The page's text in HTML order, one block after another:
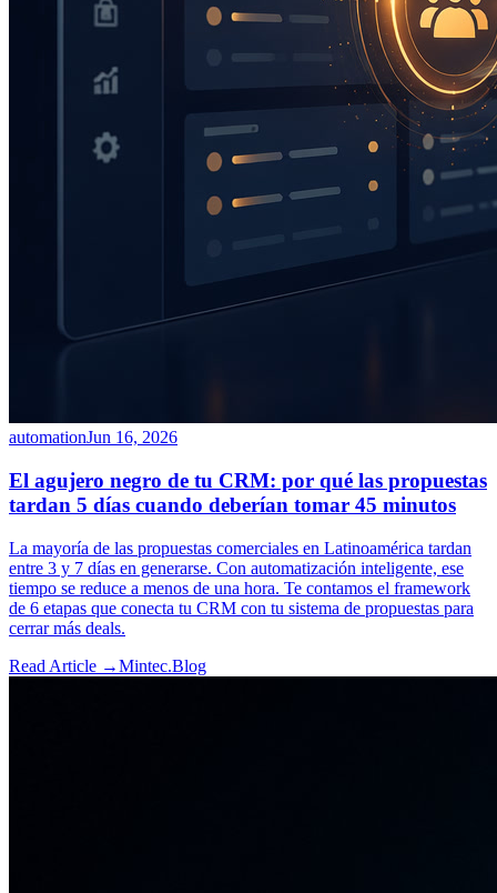
automationJun 16, 2026
El agujero negro de tu CRM: por qué las propuestas
tardan 5 días cuando deberían tomar 45 minutos
La mayoría de las propuestas comerciales en Latinoamérica tardan
entre 3 y 7 días en generarse. Con automatización inteligente, ese
tiempo se reduce a menos de una hora. Te contamos el framework
de 6 etapas que conecta tu CRM con tu sistema de propuestas para
cerrar más deals.
Read Article →Mintec.Blog